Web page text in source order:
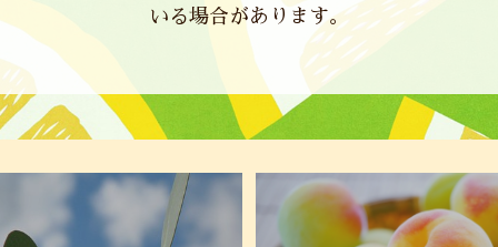
いる場合があります。